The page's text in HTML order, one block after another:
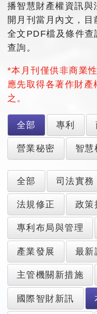
播智慧財產權資訊與
開月刊當月內文，目
全文PDF檔及條件查
查詢。
*本月刊僅供非商業
應先取得各著作財
之。
全部 專利
營業秘密 智慧
全部 司法實務
法規修正 政策
專利布局與管理
產業發展 最新
主管機關新措施
國際智財新訊